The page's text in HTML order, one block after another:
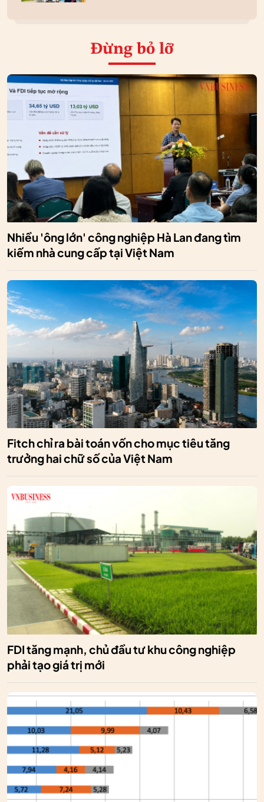
Đừng bỏ lỡ
Nhiều 'ông lớn' công nghiệp Hà Lan đang tìm
kiếm nhà cung cấp tại Việt Nam
Fitch chỉ ra bài toán vốn cho mục tiêu tăng
trưởng hai chữ số của Việt Nam
FDI tăng mạnh, chủ đầu tư khu công nghiệp
phải tạo giá trị mới